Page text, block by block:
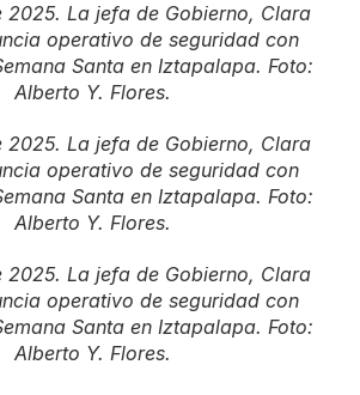
2025. La jefa de Gobierno, Clara
operativo de seguridad con
Santa en Iztapalapa. Foto:
Alberto Y. Flores.
2025. La jefa de Gobierno, Clara
operativo de seguridad con
Santa en Iztapalapa. Foto:
Alberto Y. Flores.
2025. La jefa de Gobierno, Clara
operativo de seguridad con
Santa en Iztapalapa. Foto:
Alberto Y. Flores.